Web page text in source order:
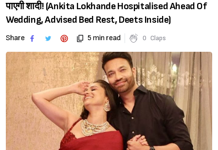
पाएगी शादी! (Ankita Lokhande Hospitalised Ahead Of
Wedding, Advised Bed Rest, Deets Inside)
Share 5 min read 0 Claps